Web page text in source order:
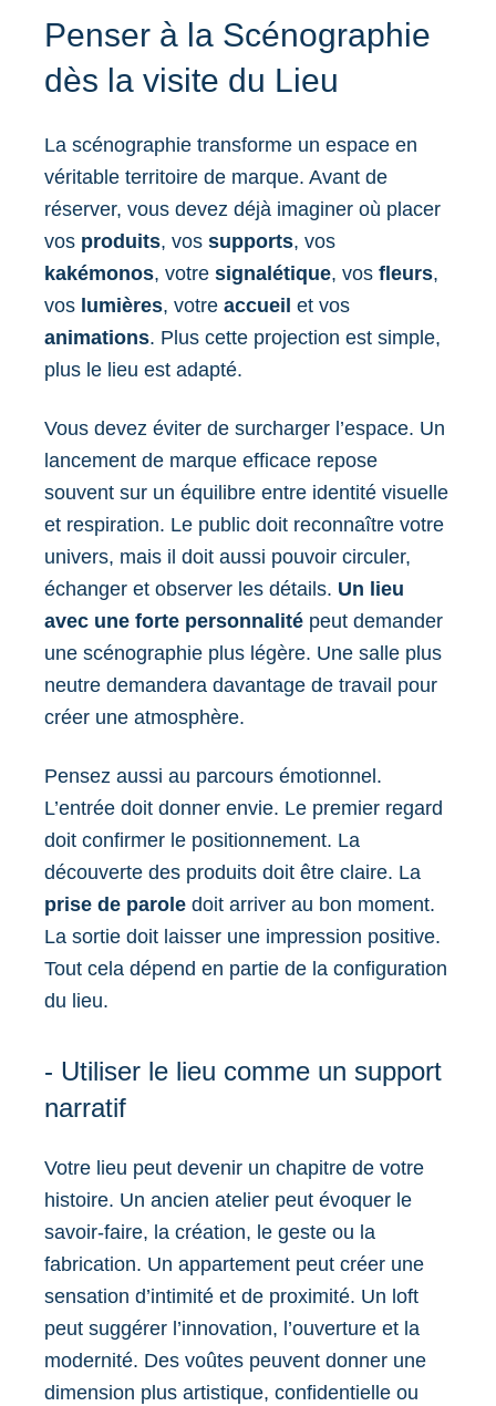
Penser à la Scénographie
dès la visite du Lieu
La scénographie transforme un espace en
véritable territoire de marque. Avant de
réserver, vous devez déjà imaginer où placer
vos produits, vos supports, vos
kakémonos, votre signalétique, vos fleurs,
vos lumières, votre accueil et vos
animations. Plus cette projection est simple,
plus le lieu est adapté.
Vous devez éviter de surcharger l’espace. Un
lancement de marque efficace repose
souvent sur un équilibre entre identité visuelle
et respiration. Le public doit reconnaître votre
univers, mais il doit aussi pouvoir circuler,
échanger et observer les détails. Un lieu
avec une forte personnalité peut demander
une scénographie plus légère. Une salle plus
neutre demandera davantage de travail pour
créer une atmosphère.
Pensez aussi au parcours émotionnel.
L’entrée doit donner envie. Le premier regard
doit confirmer le positionnement. La
découverte des produits doit être claire. La
prise de parole doit arriver au bon moment.
La sortie doit laisser une impression positive.
Tout cela dépend en partie de la configuration
du lieu.
- Utiliser le lieu comme un support
narratif
Votre lieu peut devenir un chapitre de votre
histoire. Un ancien atelier peut évoquer le
savoir-faire, la création, le geste ou la
fabrication. Un appartement peut créer une
sensation d’intimité et de proximité. Un loft
peut suggérer l’innovation, l’ouverture et la
modernité. Des voûtes peuvent donner une
dimension plus artistique, confidentielle ou